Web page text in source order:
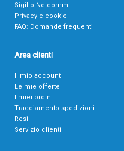
Sigillo Netcomm
Privacy e cookie
FAQ: Domande frequenti
Area clienti
Il mio account
Le mie offerte
I miei ordini
Tracciamento spedizioni
Resi
Servizio clienti